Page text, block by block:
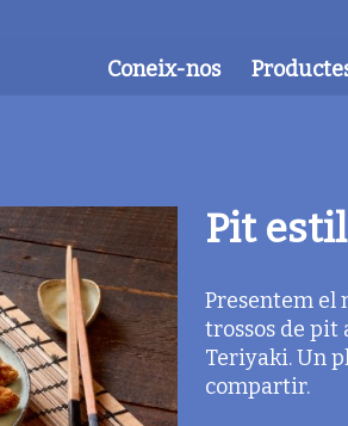
Coneix-nos
Pit
Presentem el
trossos de pit
Teriyaki. Un
compartir.